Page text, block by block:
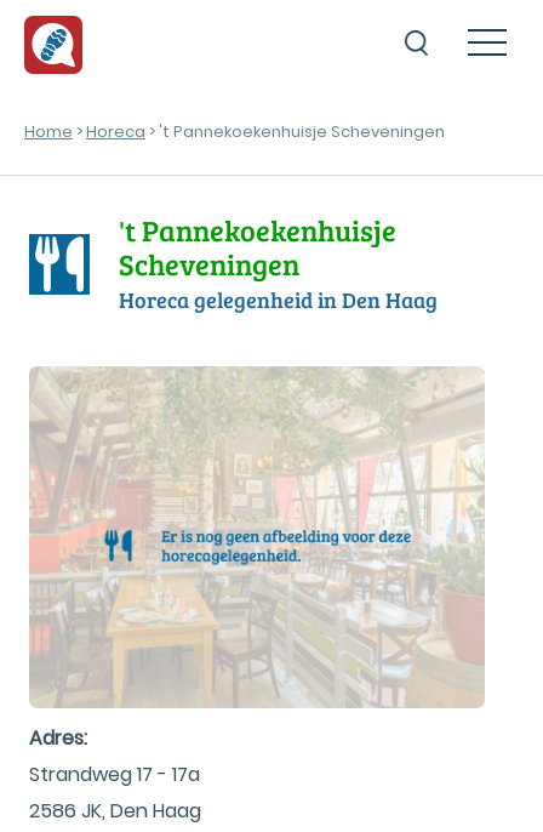
Home >Horeca > 't Pannekoekenhuisje Scheveningen
't Pannekoekenhuisje
Scheveningen
Horeca gelegenheid in Den Haag
Adres:
Strandweg 17 - 17a
2586 JK, Den Haag